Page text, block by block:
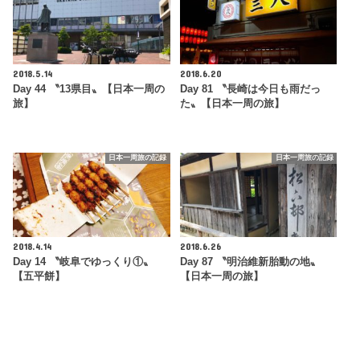
2018.5.14
Day 44 〝13県目〟【日本一周の
旅】
2018.6.20
Day 81 〝長崎は今日も雨だっ
た〟【日本一周の旅】
日本一周旅の記録
2018.4.14
Day 14 〝岐阜でゆっくり①〟
【五平餅】
日本一周旅の記録
2018.6.26
Day 87 〝明治維新胎動の地〟
【日本一周の旅】